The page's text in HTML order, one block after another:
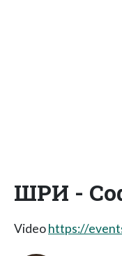
ШРИ -
Videohttps://